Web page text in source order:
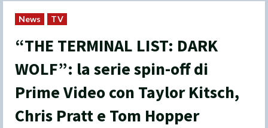
News TV
“THE TERMINAL LIST: DARK
WOLF”: la serie spin-off di
Prime Video con Taylor Kitsch,
Chris Pratt e Tom Hopper